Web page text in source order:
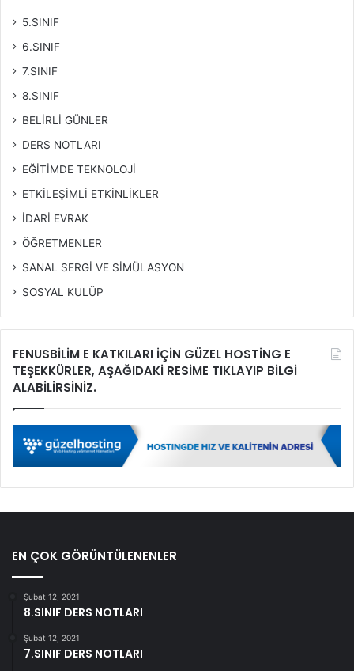
5.SINIF
6.SINIF
7.SINIF
8.SINIF
BELİRLİ GÜNLER
DERS NOTLARI
EĞİTİMDE TEKNOLOJİ
ETKİLEŞİMLİ ETKİNLİKLER
İDARİ EVRAK
ÖĞRETMENLER
SANAL SERGİ VE SİMÜLASYON
SOSYAL KULÜP
FENUSBİLİM E KATKILARI İÇİN GÜZEL HOSTİNG E
TEŞEKKÜRLER, AŞAĞIDAKİ RESİME TIKLAYIP BİLGİ
ALABİLİRSİNİZ.
EN ÇOK GÖRÜNTÜLENENLER
Şubat 12, 2021
8.SINIF DERS NOTLARI
Şubat 12, 2021
7.SINIF DERS NOTLARI